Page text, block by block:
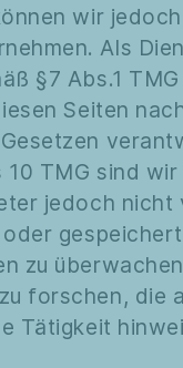
wir
Als
§7 Abs.1
Seiten
10 TMG sind wir
jedoch
zu
forschen, die
Tätigkeit